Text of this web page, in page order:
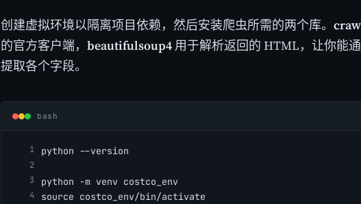
创建虚拟环境以隔离项目依赖，然后安装爬虫所需的两个库。
的官方客户端， beautifulsoup4用于解析返回的 HTML，让你能
提取各个字段。
bash
python --version
python -m venv costco_env
source costco_env/bin/activate